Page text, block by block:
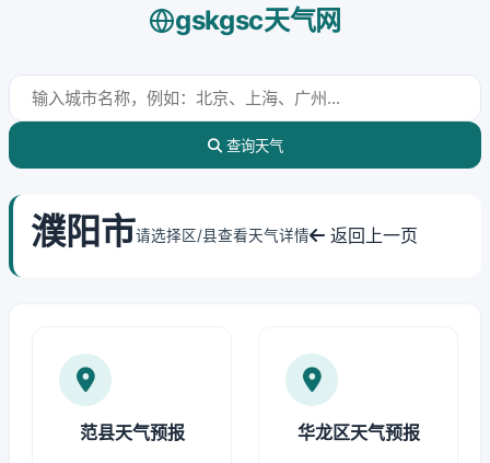
gskgsc天气网
查询天气
濮阳市请选择区/县查看天气详情 返回上一页
范县天气预报 华龙区天气预报